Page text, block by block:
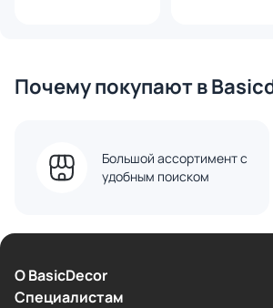
Почему покупают в
Большой ассортимент с
удобным поиском
О BasicDecor
Cпециалистам